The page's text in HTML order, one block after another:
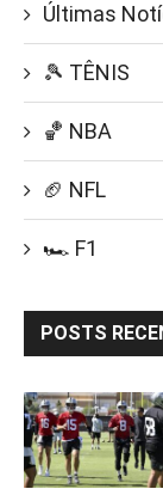
Últimas
🎾 TÊNIS
🏀 NBA
🏈 NFL
🏎️ F1
POSTS